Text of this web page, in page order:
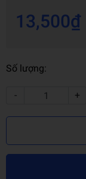
13,500₫
Số lượng:
- +